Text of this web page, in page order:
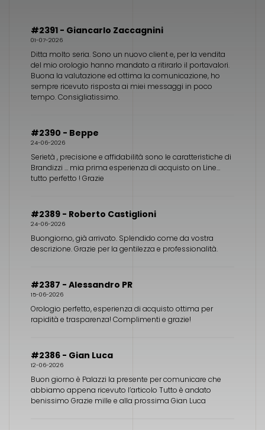
#2391 - Giancarlo Zaccagnini
01-07-2026
Ditta molto seria. Sono un nuovo client e, per la vendita
del mio orologio hanno mandato a ritirarlo il portavalori.
Buona la valutazione ed ottima la comunicazione, ho
sempre ricevuto risposta ai miei messaggi in poco
tempo. Consigliatissimo.
#2390 - Beppe
24-06-2026
Serietà , precisione e affidabilità sono le caratteristiche di
Brandizzi … mia prima esperienza di acquisto on Line…
tutto perfetto ! Grazie
#2389 - Roberto Castiglioni
24-06-2026
Buongiorno, già arrivato. Splendido come da vostra
descrizione. Grazie per la gentilezza e professionalità.
#2387 - Alessandro PR
15-06-2026
Orologio perfetto, esperienza di acquisto ottima per
rapidità e trasparenza! Complimenti e grazie!
#2386 - Gian Luca
12-06-2026
Buon giorno è Palazzi la presente per comunicare che
abbiamo appena ricevuto l’articolo Tutto è andato
benissimo Grazie mille e alla prossima Gian Luca